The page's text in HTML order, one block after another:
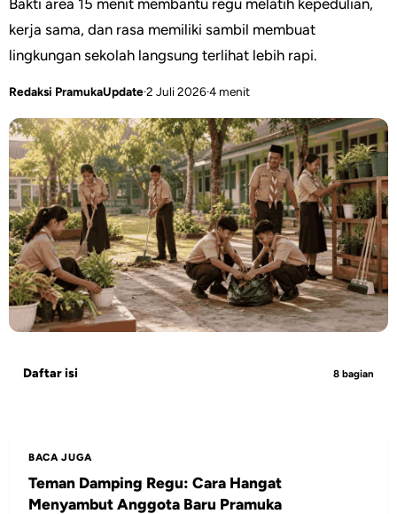
Bakti area 15 menit membantu regu melatih kepedulian,
kerja sama, dan rasa memiliki sambil membuat
lingkungan sekolah langsung terlihat lebih rapi.
Redaksi PramukaUpdate·2 Juli 2026·4 menit
Daftar isi 8 bagian
BACA JUGA
Teman Damping Regu: Cara Hangat
Menyambut Anggota Baru Pramuka